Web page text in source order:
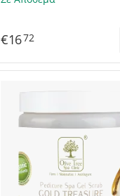
€1672